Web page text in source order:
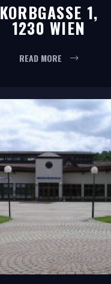
KORBGASSE 1,
1230 WIEN
READ MORE